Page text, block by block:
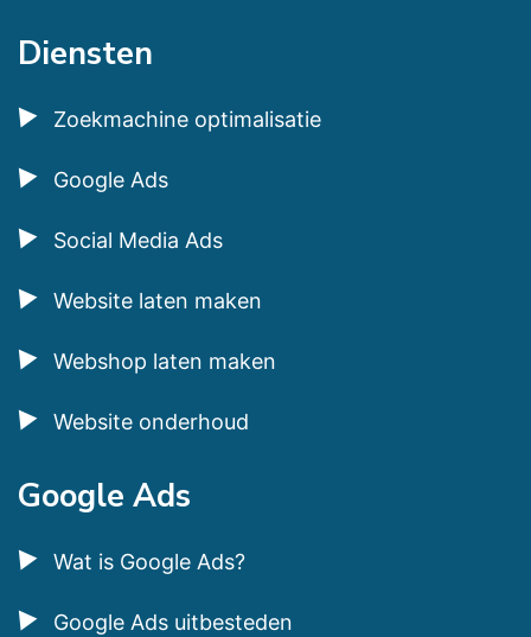
Diensten
Zoekmachine optimalisatie
Google Ads
Social Media Ads
Website laten maken
Webshop laten maken
Website onderhoud
Google Ads
Wat is Google Ads?
Google Ads uitbesteden